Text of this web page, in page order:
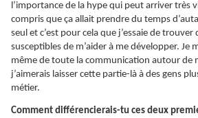
l’importance de la hype qui peut arriver très
compris que ça allait prendre du temps
seul et c’est pour cela que j’essaie de trouver
susceptibles de m’aider à me développer. Je
même de toute la communication autour de
j’aimerais laisser cette partie-là à des gens
métier.
Comment différencierais-tu ces deux